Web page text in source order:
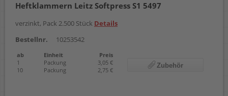
Heftklammern Leitz Softpress S1 5497
verzinkt, Pack 2.500 Stück Details
Bestellnr.
10253542
ab Einheit
Preis
1
Packung
3,05 €
10
Packung 2,75 €
Zubehör